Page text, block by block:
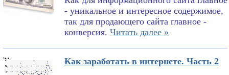
- уникальное и интересное содержимое,
так для продающего сайта главное -
конверсия. Читать далее »
Как заработать в интернете. Часть 2